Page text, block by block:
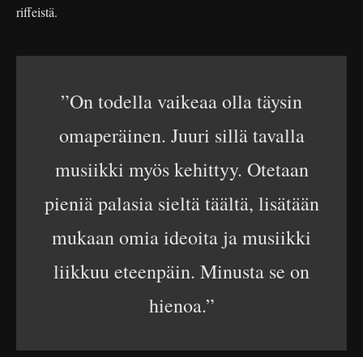
riffeistä.
”On todella vaikeaa olla täysin
omaperäinen. Juuri sillä tavalla
musiikki myös kehittyy. Otetaan
pieniä palasia sieltä täältä, lisätään
mukaan omia ideoita ja musiikki
liikkuu eteenpäin. Minusta se on
hienoa.”